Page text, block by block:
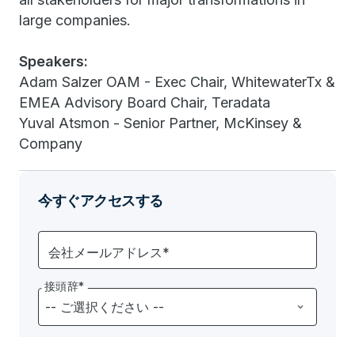
large companies.
Speakers:
Adam Salzer OAM - Exec Chair, WhitewaterTx &
EMEA Advisory Board Chair, Teradata
Yuval Atsmon - Senior Partner, McKinsey &
Company
今すぐアクセスする
会社メールアドレス*
接頭辞*